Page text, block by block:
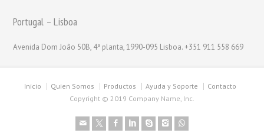
Portugal – Lisboa
Avenida Dom João 50B, 4ª planta, 1990-095 Lisboa. +351 911 558 669
Inicio Quien Somos Productos Ayuda y Soporte
Contacto
Copyright © 2019 Company Name, Inc.